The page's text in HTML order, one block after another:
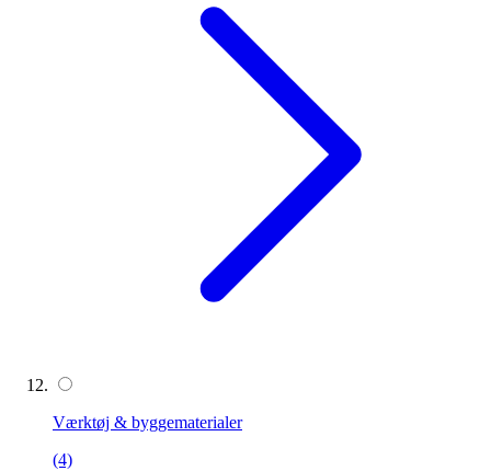
Værktøj & byggematerialer
(4)